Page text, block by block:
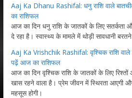
Aaj Ka Dhanu Rashifal: धनु राशि वाले
का राशिफल
आज का दिन धनु राशि के जातकों के लिए
दे रहा है। स्वास्थ्य के मामले में थोड़ी सावधानी
Aaj Ka Vrishchik Rashifal: वृश्चिक राशि वाले
पढ़ें आज का राशिफल
आज का दिन वृश्चिक राशि के जातकों के लिए
खास रहने वाला है। प्रेम जीवन में स्थिरता आएगी
महसूस होगी।